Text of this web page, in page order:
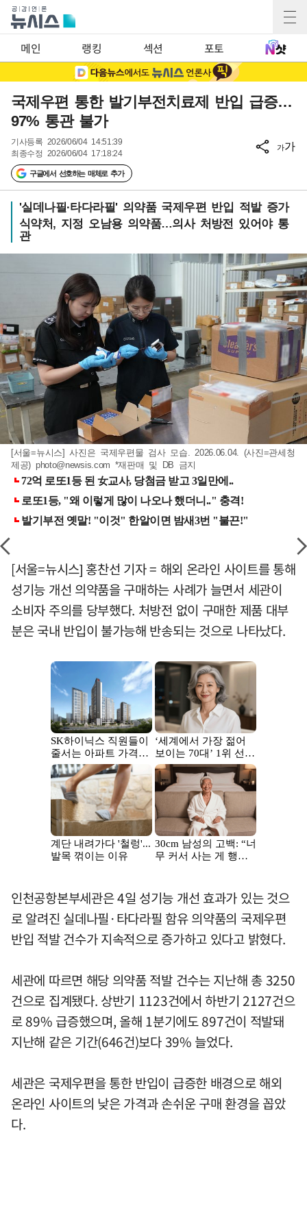
메인 랭킹 섹션 포토
국제우편 통한 발기부전치료제 반입 급증…
97% 통관 불가
기사등록 2026/06/04 14:51:39
최종수정 2026/06/04 17:18:24
구글에서 선호하는 매체로 추가
가가
'실데나필·타다라필' 의약품 국제우편 반입 적발 증가
식약처, 지정 오남용 의약품…의사 처방전 있어야 통
관
[서울=뉴시스] 사진은 국제우편물 검사 모습. 2026.06.04. (사진=관세청
제공) photo@newsis.com *재판매 및 DB 금지
[서울=뉴시스] 홍찬선 기자 = 해외 온라인 사이트를 통해
성기능 개선 의약품을 구매하는 사례가 늘면서 세관이
소비자 주의를 당부했다. 처방전 없이 구매한 제품 대부
분은 국내 반입이 불가능해 반송되는 것으로 나타났다.
인천공항본부세관은 4일 성기능 개선 효과가 있는 것으
로 알려진 실데나필·타다라필 함유 의약품의 국제우편
반입 적발 건수가 지속적으로 증가하고 있다고 밝혔다.
세관에 따르면 해당 의약품 적발 건수는 지난해 총 3250
건으로 집계됐다. 상반기 1123건에서 하반기 2127건으
로 89% 급증했으며, 올해 1분기에도 897건이 적발돼
지난해 같은 기간(646건)보다 39% 늘었다.
세관은 국제우편을 통한 반입이 급증한 배경으로 해외
온라인 사이트의 낮은 가격과 손쉬운 구매 환경을 꼽았
다.